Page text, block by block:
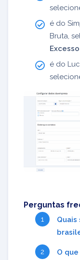
é do
Bruta,
é do
Perguntas
O